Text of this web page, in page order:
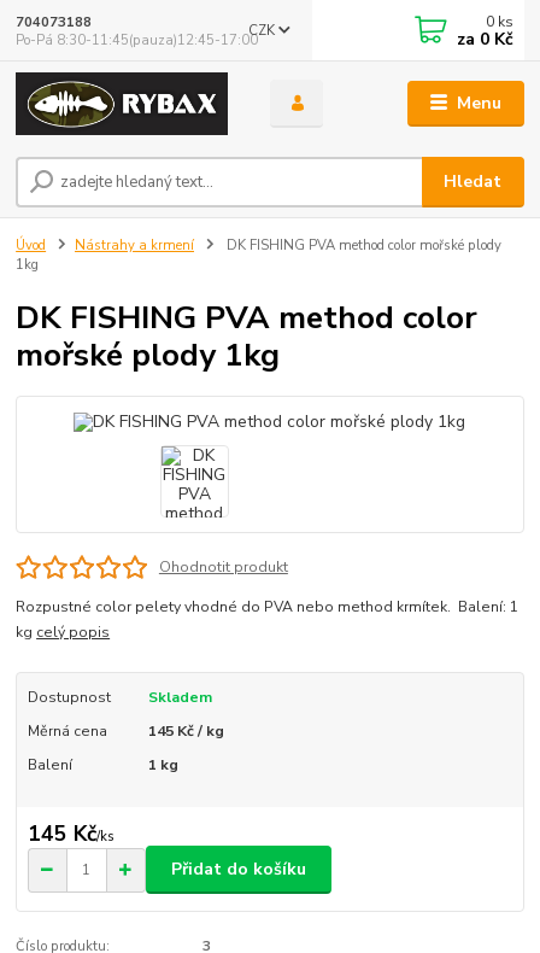
Menu
CZK
Hledat
704073188
Po-Pá 8:30-11:45(pauza)12:45-17:00
0 ks
za 0 Kč
Úvod Nástrahy a krmení
DK FISHING PVA method color mořské plody
1kg
DK FISHING PVA method color
mořské plody 1kg
Ohodnotit produkt
Rozpustné color pelety vhodné do PVA nebo method krmítek. Balení: 1
kg celý popis
Dostupnost
Skladem
Měrná cena
145 Kč / kg
Balení
1 kg
145 Kč/ks
Přidat do košíku
Číslo produktu:
3